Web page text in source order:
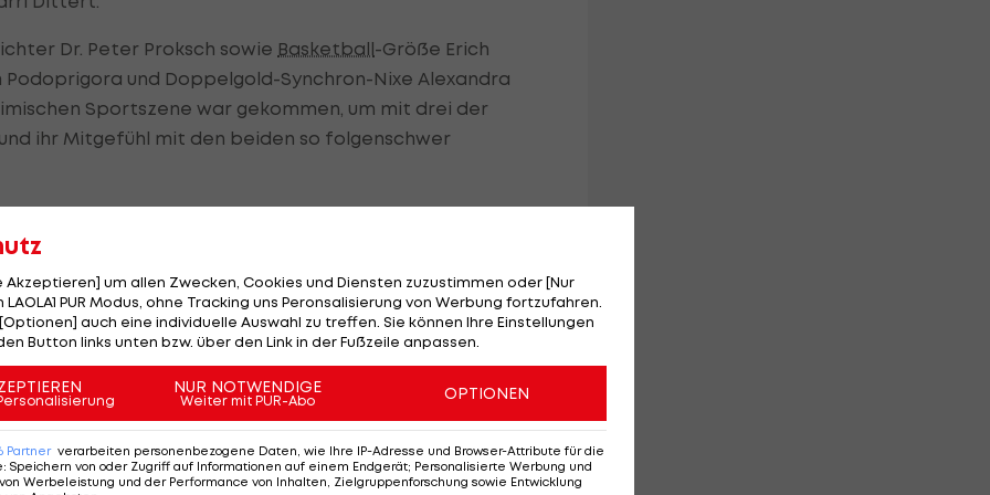
Dr. Peter Proksch sowie Basketball-Größe Erich
und Doppelgold-Synchron-Nixe Alexandra
Sportszene war gekommen, um mit drei der
ihr Mitgefühl mit den beiden so folgenschwer
Nicol Ruprecht (Bild unten), Lauf-WM-Finalistin
Lubi Gazov bestaunten stolz das Ergebnis ihrer
haben sich auf limitierten Special Editions
ihren Autogrammen verewigt.
Kruspel jener malende Künstler, dem seinerzeit als
ärztliche Fehlentscheidungen im Spital von Rennes
Akzeptieren] um allen Zwecken, Cookies und Diensten zuzustimmen oder [Nur
PUR Modus, ohne Tracking uns Peronsalisierung von Werbung fortzufahren.
auch eine individuelle Auswahl zu treffen. Sie können Ihre Einstellungen
Button links unten bzw. über den Link in der Fußzeile anpassen.
NUR NOTWENDIGE
Weiter mit PUR-Abo OPTIONEN
Partner verarbeiten personenbezogene Daten, wie Ihre IP-Adresse und Browser-Attribute für die
: Speichern von oder Zugriff auf Informationen auf einem Endgerät; Personalisierte Werbung und
Werbeleistung und der Performance von Inhalten, Zielgruppenforschung sowie Entwicklung